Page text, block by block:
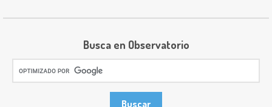
Busca en Observatorio